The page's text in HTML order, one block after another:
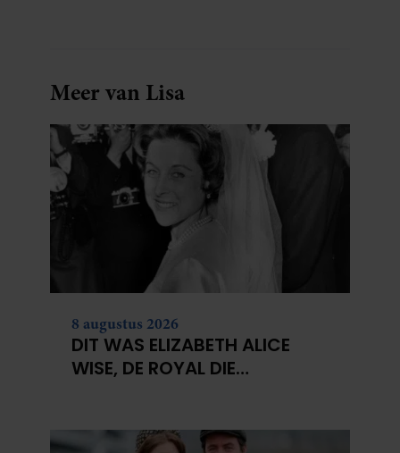
Meer van Lisa
8 augustus 2026
DIT WAS ELIZABETH ALICE
WISE, DE ROYAL DIE